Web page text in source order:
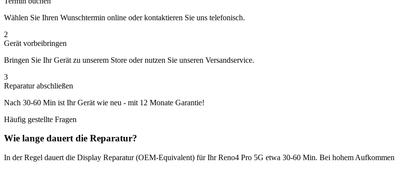
Wählen Sie Ihren Wunschtermin online oder kontaktieren Sie uns telefonisch.
2
Gerät vorbeibringen
Bringen Sie Ihr Gerät zu unserem Store oder nutzen Sie unseren Versandservice.
3
Reparatur abschließen
Nach 30-60 Min ist Ihr Gerät wie neu - mit 12 Monate Garantie!
Häufig gestellte Fragen
Wie lange dauert die Reparatur?
In der Regel dauert die Display Reparatur (OEM-Equivalent) für IhrReno4 Pro 5G etwa 30-60 Min. Bei hohem